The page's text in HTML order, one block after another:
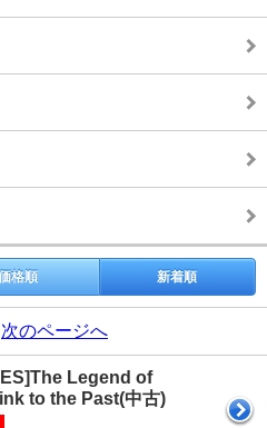
格順 新着順
次のページへ
Legend of
to the Past(中古)